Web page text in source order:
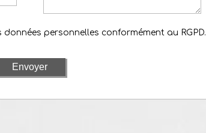
personnelles conformément au RGPD.